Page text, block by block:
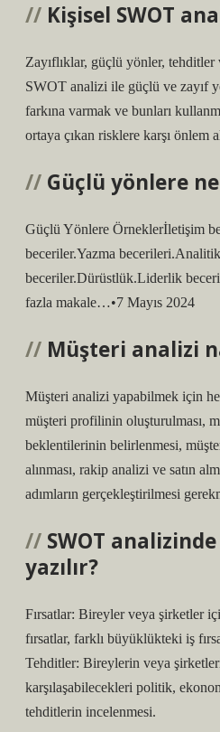
Kişisel SWOT
Zayıflıklar, güçlü yönler, tehditler
SWOT analizi ile güçlü ve zayıf
farkına varmak ve bunları
ortaya çıkan risklere karşı önlem
Güçlü yönlere
Güçlü Yönlere Örneklerİletişim
beceriler.Yazma becerileri.Analitik
beceriler.Dürüstlük.Liderlik
fazla makale…•7 Mayıs 2024
Müşteri analizi
Müşteri analizi yapabilmek için
müşteri profilinin oluşturulması,
beklentilerinin belirlenmesi,
alınması, rakip analizi ve satın
adımların gerçekleştirilmesi
SWOT
yazılır?
Fırsatlar: Bireyler veya şirketler
fırsatlar, farklı büyüklükteki iş
Tehditler: Bireylerin veya
karşılaşabilecekleri politik,
tehditlerin incelenmesi.